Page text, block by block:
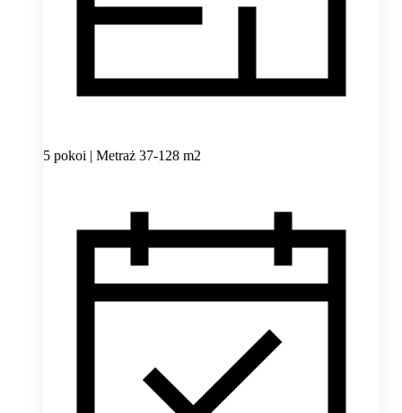
5 pokoi | Metraż 37-128 m2